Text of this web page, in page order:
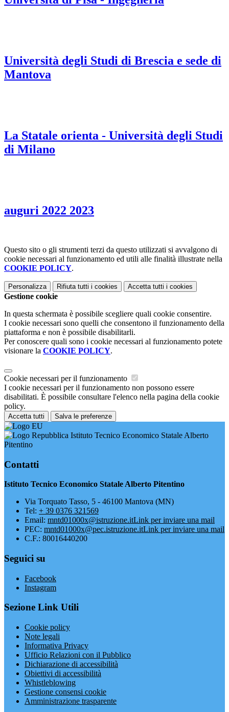
Università degli Studi di Brescia e sede di
Mantova
La Statale orienta - Università degli Studi
di Milano
auguri 2022 2023
Questo sito o gli strumenti terzi da questo utilizzati si avvalgono di
cookie necessari al funzionamento ed utili alle finalità illustrate nella
COOKIE POLICY.
Personalizza Rifiuta tutti i cookies Accetta tutti i cookies
Gestione cookie
In questa schermata è possibile scegliere quali cookie consentire.
I cookie necessari sono quelli che consentono il funzionamento della
piattaforma e non è possibile disabilitarli.
Per conoscere quali sono i cookie necessari al funzionamento potete
visionare la COOKIE POLICY.
Cookie necessari per il funzionamento
I cookie necessari per il funzionamento non possono essere
disabilitati. È possibile consultare l'elenco nella pagina della cookie
policy.
Accetta tutti Salva le preferenze
Istituto Tecnico Economico Statale Alberto
Pitentino
Contatti
Istituto Tecnico Economico Statale Alberto Pitentino
Via Torquato Tasso, 5 - 46100 Mantova (MN)
Tel: + 39 0376 321569
Email: mntd01000x@istruzione.itLink per inviare una mail
PEC: mntd01000x@pec.istruzione.itLink per inviare una mail
C.F.: 80016440200
Seguici su
Facebook
Instagram
Sezione Link Utili
Cookie policy
Note legali
Informativa Privacy
Ufficio Relazioni con il Pubblico
Dichiarazione di accessibilità
Obiettivi di accessibilità
Whistleblowing
Gestione consensi cookie
Amministrazione trasparente